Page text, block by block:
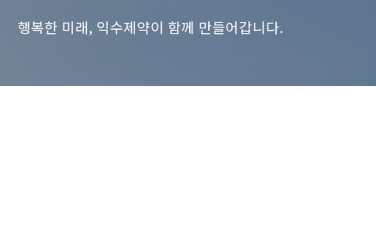
행복한 미래, 익수제약이 함께 만들어갑니다.